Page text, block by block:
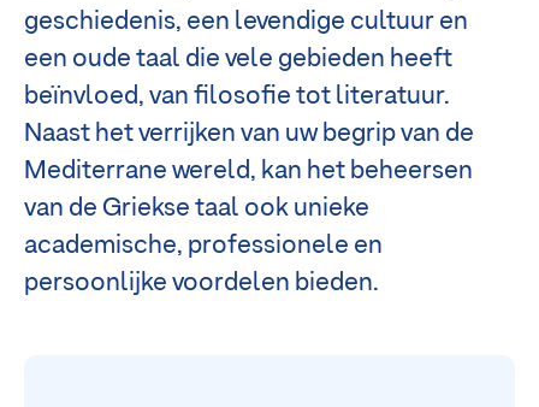
geschiedenis, een levendige cultuur en
een oude taal die vele gebieden heeft
beïnvloed, van filosofie tot literatuur.
Naast het verrijken van uw begrip van de
Mediterrane wereld, kan het beheersen
van de Griekse taal ook unieke
academische, professionele en
persoonlijke voordelen bieden.